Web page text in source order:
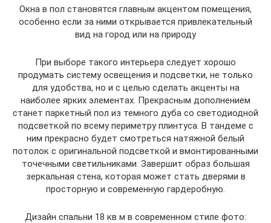
Окна в пол становятся главным акцентом помещения,
особенно если за ними открывается привлекательный
вид на город или на природу
При выборе такого интерьера следует хорошо
продумать систему освещения и подсветки, не только
для удобства, но и с целью сделать акценты на
наиболее ярких элементах. Прекрасным дополнением
станет паркетный пол из темного дуба со светодиодной
подсветкой по всему периметру плинтуса. В тандеме с
ним прекрасно будет смотреться натяжной белый
потолок с оригинальной подсветкой и вмонтированными
точечными светильниками. Завершит образ большая
зеркальная стена, которая может стать дверями в
просторную и современную гардеробную.
Дизайн спальни 18 кв м в современном стиле фото: